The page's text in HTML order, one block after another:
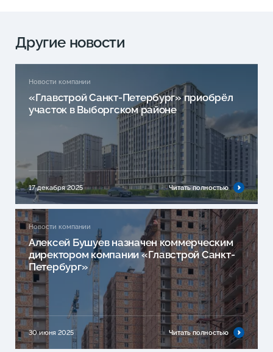
Другие новости
Новости компании
«Главстрой Санкт-Петербург» приобрёл
участок в Выборгском районе
17 декабря 2025 Читать полностью
Новости компании
Алексей Бушуев назначен коммерческим
директором компании «Главстрой Санкт-
Петербург»
30 июня 2025 Читать полностью